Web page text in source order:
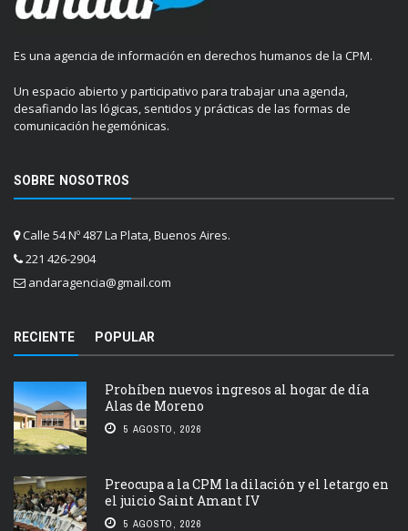
Es una agencia de información en derechos humanos de la CPM.
Un espacio abierto y participativo para trabajar una agenda,
desafiando las lógicas, sentidos y prácticas de las formas de
comunicación hegemónicas.
SOBRE NOSOTROS
Calle 54 Nº 487 La Plata, Buenos Aires.
221 426-2904
andaragencia@gmail.com
RECIENTE POPULAR
Prohíben nuevos ingresos al hogar de día
Alas de Moreno
5 AGOSTO, 2026
Preocupa a la CPM la dilación y el letargo en
el juicio Saint Amant IV
5 AGOSTO, 2026